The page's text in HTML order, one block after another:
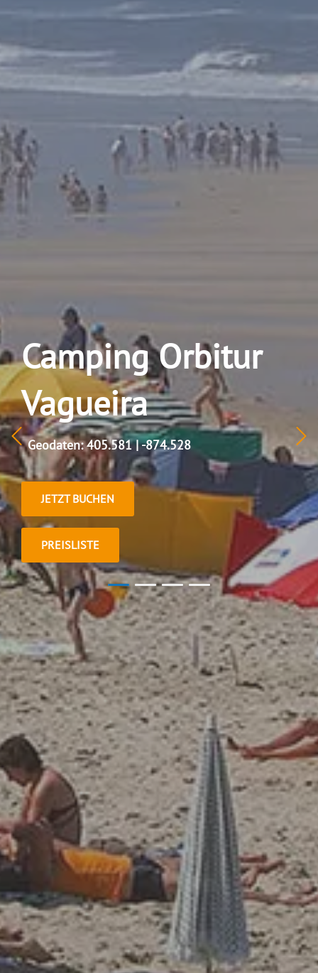
Camping Orbitur
Vagueira
Geodaten: 405.581 | -874.528
JETZT BUCHEN
PREISLISTE